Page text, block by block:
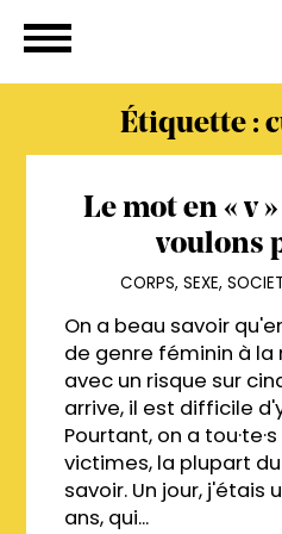
Étiquette :
Le mot en « v
voulons
CORPS,SEXE,
On a beau savoir
de genre féminin à la
avec un risque sur
arrive, il est difficile
Pourtant, on a
victimes, la plupart
savoir. Un jour, j'étais
ans, qui...